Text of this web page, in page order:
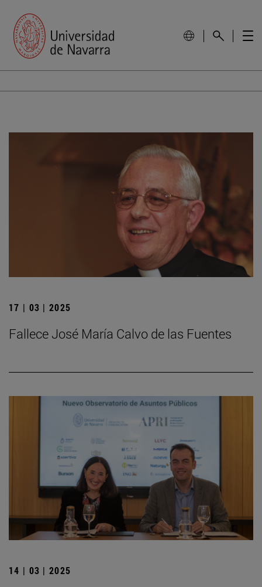
17 | 03 | 2025
Fallece José María Calvo de las Fuentes
14 | 03 | 2025